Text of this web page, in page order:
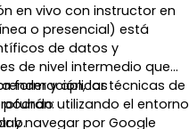
en vivo con instructor en
o presencial) está
de datos y
de nivel intermedio que
y aplicar técnicas de
utilizando el entorno
formación, los
y navegar por Google